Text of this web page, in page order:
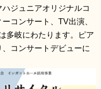
ジュニアオリジナルコ
コンサート、TV出演、
多岐にわたります。ピア
コンサートデビューに